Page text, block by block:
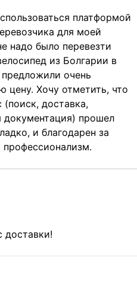
платформой
для моей
надо было перевезти
из Болгарии в
очень
цену. Хочу отметить, что
(поиск, доставка,
документация) прошел
и благодарен за
профессионализм.
доставки!